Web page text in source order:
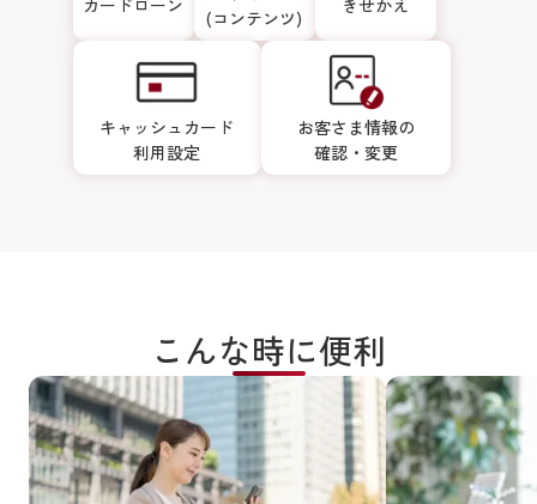
カードローン
(コンテンツ)
きせかえ
キャッシュカード
利用設定
お客さま情報の
確認・変更
こんな時に便利